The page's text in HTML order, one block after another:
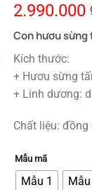
2.990.000
Con hươu
Kích thước:
+ Hươu sừng
+ Linh dương:
Chất liệu:
Mẫu mã
Mẫu 1